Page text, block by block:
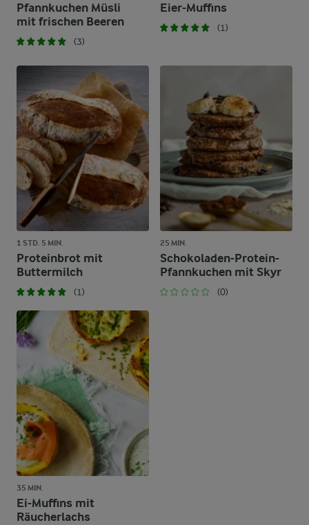
Pfannkuchen Müsli
mit frischen Beeren
(3)
Eier-Muffins
(1)
1 STD. 5 MIN.
Proteinbrot mit
Buttermilch
(1)
25 MIN.
Schokoladen-Protein-
Pfannkuchen mit Skyr
(0)
35 MIN.
Ei-Muffins mit
Räucherlachs